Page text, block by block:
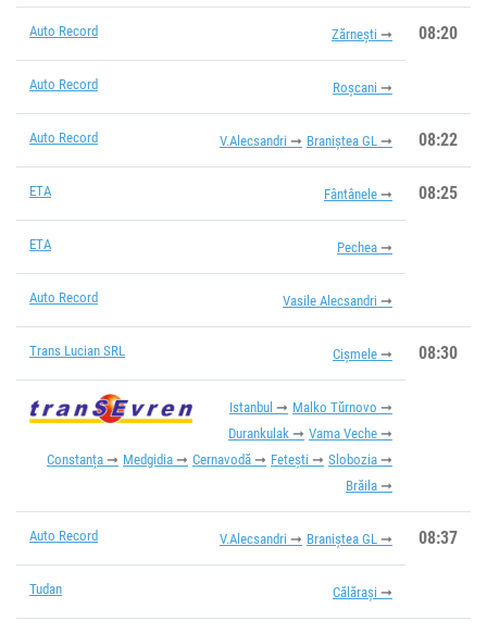
Auto Record Zărnești 08:20
Auto Record Roșcani
Auto Record V.Alecsandri Braniștea GL 08:22
ETA Fântânele 08:25
ETA Pechea
Auto Record Vasile Alecsandri
Trans Lucian SRL Cișmele 08:30
Istanbul
Malko Tŭrnovo
Durankulak
Vama Veche
Constanța
Medgidia Cernavodă Fetești
Slobozia
Brăila
Auto Record V.Alecsandri Braniștea GL 08:37
Tudan Călărași